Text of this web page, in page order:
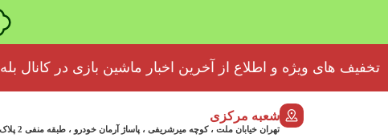
تخفیف های ویژه و اطلاع از آخرین اخبار ماشین بازی در کانال بله
شعبه مرکزی
تهران خیابان ملت ، کوچه میرشریفی ، پاساژ آرمان خودرو ، طبقه منفی 2 پلاک 46 - 09032439723